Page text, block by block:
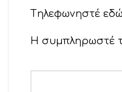
Tηλεφωνηστέ
Η συμπληρωστέ